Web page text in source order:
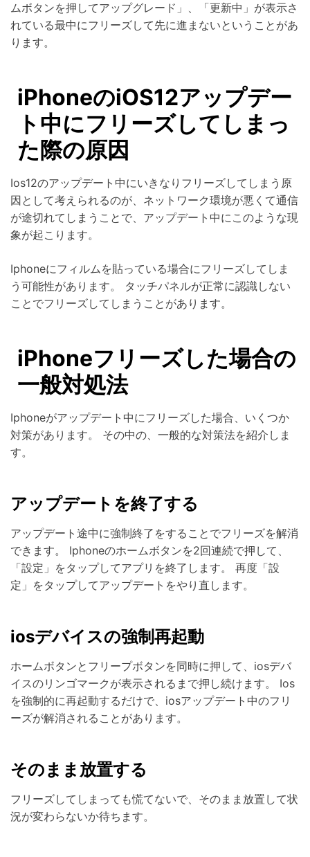
ムボタンを押してアップグレード」、「更新中」が表示さ
れている最中にフリーズして先に進まないということがあ
ります。
iPhoneのiOS12アップデー
ト中にフリーズしてしまっ
た際の原因
Ios12のアップデート中にいきなりフリーズしてしまう原
因として考えられるのが、ネットワーク環境が悪くて通信
が途切れてしまうことで、アップデート中にこのような現
象が起こります。
Iphoneにフィルムを貼っている場合にフリーズしてしま
う可能性があります。 タッチパネルが正常に認識しない
ことでフリーズしてしまうことがあります。
iPhoneフリーズした場合の
一般対処法
Iphoneがアップデート中にフリーズした場合、いくつか
対策があります。 その中の、一般的な対策法を紹介しま
す。
アップデートを終了する
アップデート途中に強制終了をすることでフリーズを解消
できます。 Iphoneのホームボタンを2回連続で押して、
「設定」をタップしてアプリを終了します。 再度「設
定」をタップしてアップデートをやり直します。
iosデバイスの強制再起動
ホームボタンとフリープボタンを同時に押して、iosデバ
イスのリンゴマークが表示されるまで押し続けます。 Ios
を強制的に再起動するだけで、iosアップデート中のフリ
ーズが解消されることがあります。
そのまま放置する
フリーズしてしまっても慌てないで、そのまま放置して状
況が変わらないか待ちます。